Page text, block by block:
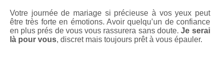
Votre journée de mariage si précieuse à vos yeux peut
être très forte en émotions. Avoir quelqu’un de confiance
en plus prés de vous vous rassurera sans doute. Je serai
là pour vous, discret mais toujours prêt à vous épauler.